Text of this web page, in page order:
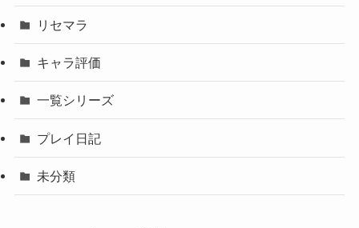
リセマラ
キャラ評価
一覧シリーズ
プレイ日記
未分類